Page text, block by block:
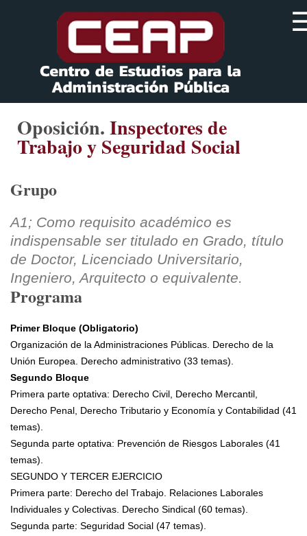
Oposición.Inspectores de
Trabajo y Seguridad Social
Grupo
A1; Como requisito académico es
indispensable ser titulado en Grado, título
de Doctor, Licenciado Universitario,
Ingeniero, Arquitecto o equivalente.
Programa
Primer Bloque (Obligatorio)
Organización de la Administraciones Públicas. Derecho de la
Unión Europea. Derecho administrativo (33 temas).
Segundo Bloque
Primera parte optativa: Derecho Civil, Derecho Mercantil,
Derecho Penal, Derecho Tributario y Economía y Contabilidad (41
temas).
Segunda parte optativa: Prevención de Riesgos Laborales (41
temas).
SEGUNDO Y TERCER EJERCICIO
Primera parte: Derecho del Trabajo. Relaciones Laborales
Individuales y Colectivas. Derecho Sindical (60 temas).
Segunda parte: Seguridad Social (47 temas).